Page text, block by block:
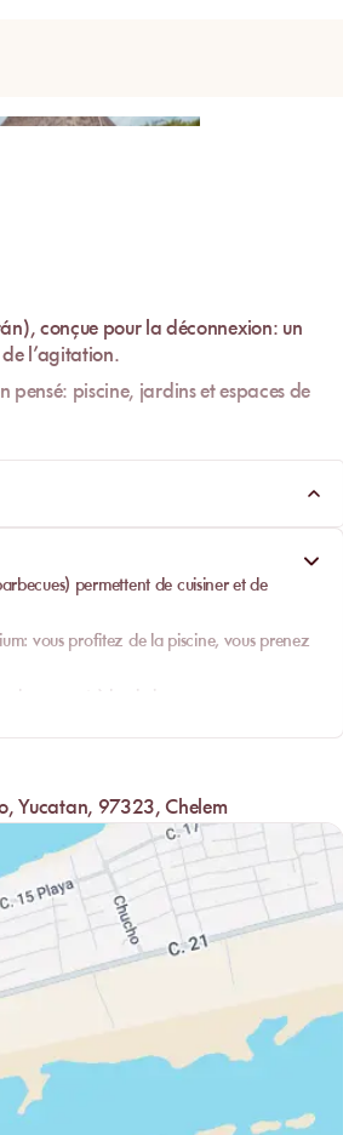
conçue pour la déconnexion: un
l’agitation.
pensé: piscine, jardinset espaces de
peut être demandé aucheck-in
permettent de cuisiner et de
vous profitez de la piscine, vous prenez
hamacs et à la piscine.
Yucatan, 97323, Chelem